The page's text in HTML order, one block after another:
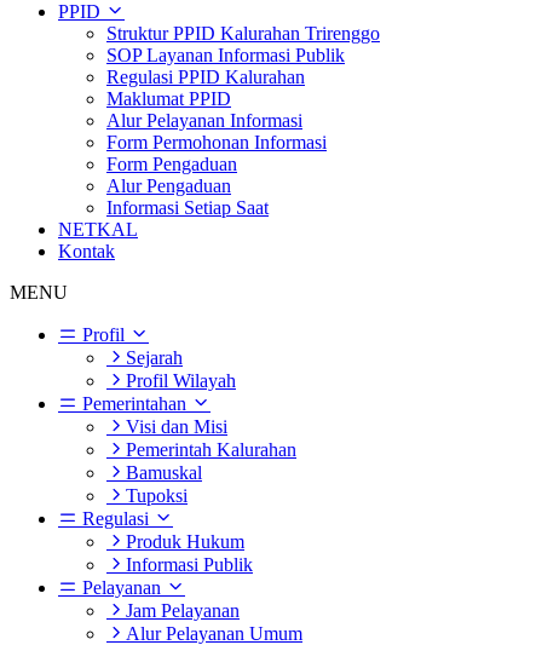
PPID
Struktur PPID Kalurahan Trirenggo
SOP Layanan Informasi Publik
Regulasi PPID Kalurahan
Maklumat PPID
Alur Pelayanan Informasi
Form Permohonan Informasi
Form Pengaduan
Alur Pengaduan
Informasi Setiap Saat
NETKAL
Kontak
MENU
Profil
Sejarah
Profil Wilayah
Pemerintahan
Visi dan Misi
Pemerintah Kalurahan
Bamuskal
Tupoksi
Regulasi
Produk Hukum
Informasi Publik
Pelayanan
Jam Pelayanan
Alur Pelayanan Umum